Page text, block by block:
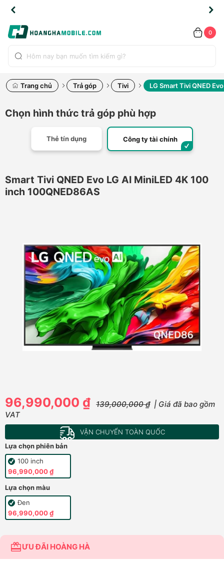
0
Trang chủ Trả góp Tivi LG Smart Tivi QNED
Chọn hình thức trả góp phù hợp
Thẻ tín dụng Công ty tài chính
Smart Tivi QNED Evo LG AI MiniLED 4K 100
inch 100QNED86AS
96,990,000 ₫ 139,000,000 ₫ | Giá đã bao gồm
VAT
VẬN CHUYỂN TOÀN QUỐC
Lựa chọn phiên bản
100 inch
96,990,000 ₫
Lựa chọn màu
Đen
96,990,000 ₫
ƯU ĐÃI HOÀNG HÀ